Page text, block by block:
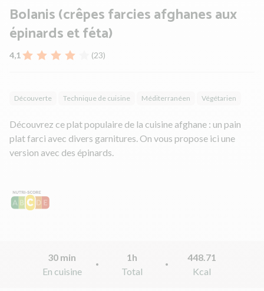
Bolanis (crêpes farcies afghanes aux
épinards et féta)
4,1 (23)
Découverte Technique de cuisine Méditerranéen Végétarien
Découvrez ce plat populaire de la cuisine afghane : un pain
plat farci avec divers garnitures. On vous propose ici une
version avec des épinards.
30 min
En cuisine
1h
Total
448.71
Kcal